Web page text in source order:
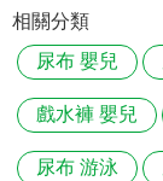
相關分類
尿布 嬰兒
戲水褲 嬰兒
尿布 游泳